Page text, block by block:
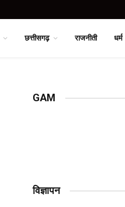
छत्तीसगढ़ राजनीती धर्म
GAM
विज्ञापन